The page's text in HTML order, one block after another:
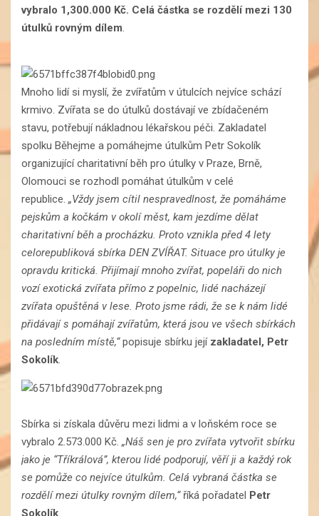
vybralo 1,300.000 Kč. Celá částka se rozdělí mezi 130
útulků rovným dílem.
Mnoho lidí si myslí, že zvířatům v útulcích nejvíce schází
krmivo. Zvířata se do útulků dostávají ve zbídačeném
stavu, potřebují nákladnou lékařskou péči. Zakladatel
spolku Běhejme a pomáhejme útulkům Petr Sokolík
organizující charitativní běh pro útulky v Praze, Brně,
Olomouci se rozhodl pomáhat útulkům v celé
republice. „Vždy jsem cítil nespravedlnost, že pomáháme
pejskům a kočkám v okolí měst, kam jezdíme dělat
charitativní běh a procházku. Proto vznikla před 4 lety
celorepubliková sbírka DEN ZVÍŘAT. Situace pro útulky je
opravdu kritická. Přijímají mnoho zvířat, popeláři do nich
vozí exotická zvířata přímo z popelnic, lidé nacházejí
zvířata opuštěná v lese. Proto jsme rádi, že se k nám lidé
přidávají s pomáhají zvířatům, která jsou ve všech sbírkách
na posledním místě,“popisuje sbírku její zakladatel, Petr
Sokolík.
Sbírka si získala důvěru mezi lidmi a v loňském roce se
vybralo 2.573.000 Kč. „Náš sen je pro zvířata vytvořit sbírku
jako je “Tříkrálová”, kterou lidé podporují, věří ji a každý rok
se pomůže co nejvíce útulkům. Celá vybraná částka se
rozdělí mezi útulky rovným dílem,“říká pořadatel
Petr
Sokolík.